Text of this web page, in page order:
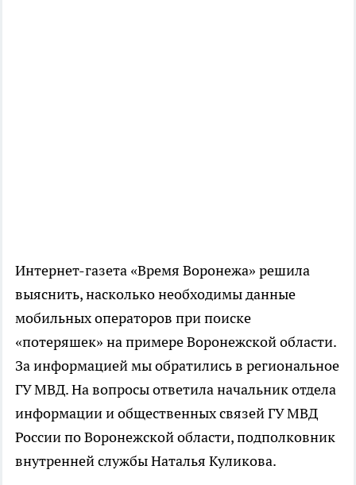
Интернет-газета «Время Воронежа» решила
выяснить, насколько необходимы данные
мобильных операторов при поиске
«потеряшек» на примере Воронежской области.
За информацией мы обратились в региональное
ГУ МВД. На вопросы ответила начальник отдела
информации и общественных связей ГУ МВД
России по Воронежской области, подполковник
внутренней службы Наталья Куликова.